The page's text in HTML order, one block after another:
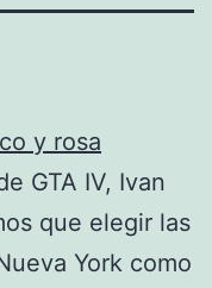
GTA IV, Ivan
que elegir las
York como